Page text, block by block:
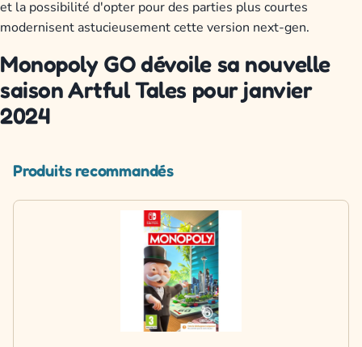
et la possibilité d'opter pour des parties plus courtes
modernisent astucieusement cette version next-gen.
Monopoly GO dévoile sa nouvelle
saison Artful Tales pour janvier
2024
Produits recommandés